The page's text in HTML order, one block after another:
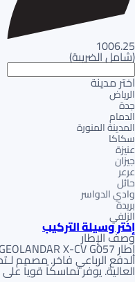
1006.25
(شامل الضريبة)
اختر مدينة
الرياض
جدة
الدمام
المدينة المنورة
سكاكا
عنيزة
جيزان
عرعر
حائل
وادي الدواسر
بريدة
الزلفي
إختر وسيلة التركيب
وصف الإطار
الدفع الرباعي فاخر. مصمم
العالية. يوفر تماسكاً قوياً